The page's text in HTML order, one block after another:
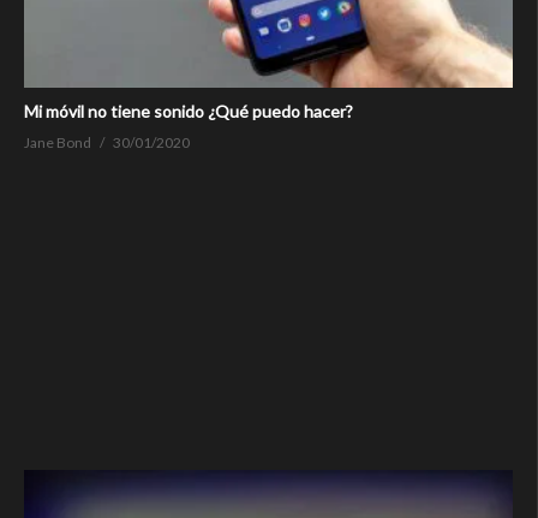
Mi móvil no tiene sonido ¿Qué puedo hacer?
Jane Bond 30/01/2020